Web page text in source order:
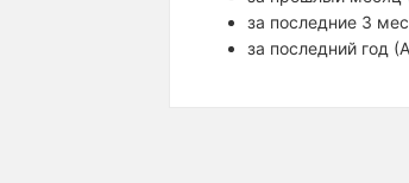
за последние 3
за последний год